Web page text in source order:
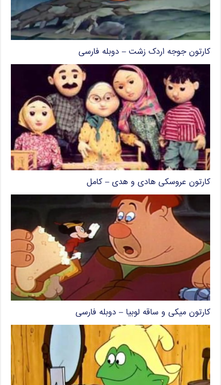
کارتون جوجه اردک زشت – دوبله فارسی
کارتون عروسکی هادی و هدی – کامل
کارتون میکی و ساقه لوبیا – دوبله فارسی